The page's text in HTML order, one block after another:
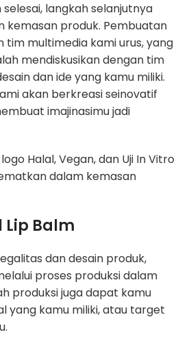
langkah selanjutnya
kemasan produk. Pembuatan
tim multimedia kami urus, yang
mendiskusikan dengan tim
dan ide yang kamu miliki.
akan berkreasi seinovatif
imajinasimu jadi
Halal, Vegan, dan Uji In Vitro
dalam kemasan
Lip Balm
dan desain produk,
proses produksi dalam
produksi juga dapat kamu
yang kamu miliki, atau target